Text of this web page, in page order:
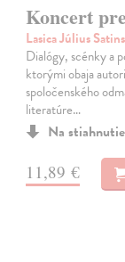
Koncert
Lasica Július
Dialógy, scénky a
ktorými obaja
spoločenského
literatúre…
Na
11,89 €